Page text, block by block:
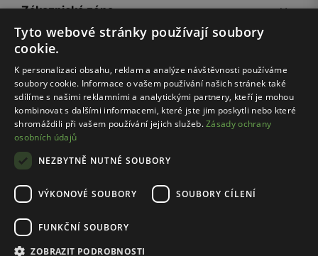
Zákaznická zóna
Společnost Wojas
Rady
Pravidla e-shopu
Zásady ochrany osobních údajů
Tyto webové stránky používají soubory
cookie.
K personalizaci obsahu, reklam a analýze návštěvnosti používáme
soubory cookie. Informace o vašem používání našich stránek také
sdílíme s našimi reklamními a analytickými partnery, kteří je mohou
kombinovat s dalšími informacemi, které jste jim poskytli nebo které
shromáždili při vašem používání jejich služeb.Zásady ochrany
osobních údajů
NEZBYTNĚ NUTNÉ SOUBORY
VÝKONOVÉ SOUBORY SOUBORY CÍLENÍ
FUNKČNÍ SOUBORY
ZOBRAZIT PODROBNOSTI